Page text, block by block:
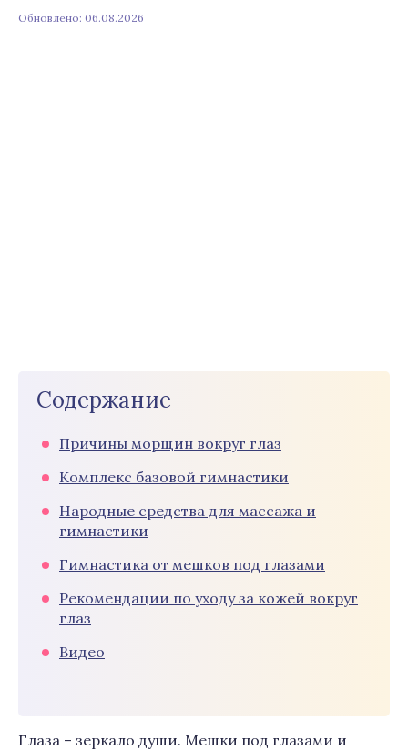
Обновлено: 06.08.2026
Содержание
Причины морщин вокруг глаз
Комплекс базовой гимнастики
Народные средства для массажа и
гимнастики
Гимнастика от мешков под глазами
Рекомендации по уходу за кожей вокруг
глаз
Видео
Глаза – зеркало души. Мешки под глазами и